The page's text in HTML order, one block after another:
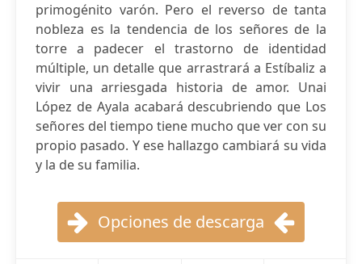
primogénito varón. Pero el reverso de tanta
nobleza es la tendencia de los señores de la
torre a padecer el trastorno de identidad
múltiple, un detalle que arrastrará a Estíbaliz a
vivir una arriesgada historia de amor. Unai
López de Ayala acabará descubriendo que Los
señores del tiempo tiene mucho que ver con su
propio pasado. Y ese hallazgo cambiará su vida
y la de su familia.
Opciones de descarga